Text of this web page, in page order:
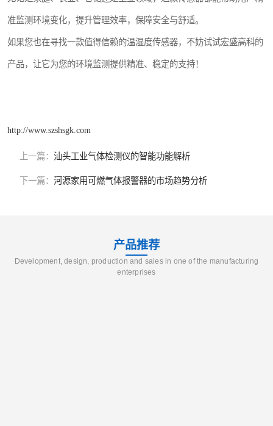
准监测环境变化，提升管理效率，保障安全与舒适。
如果您也在寻找一款值得信赖的温湿度传感器，不妨试试宏盛高科的
产品，让它为您的环境监测提供精准、稳定的支持！
http://www.szshsgk.com
上一篇： 汕头工业气体检测仪的智能功能解析
下一篇： 河源家用可燃气体报警器的市场趋势分析
产品推荐
Development, design, production and sales in one of the manufacturing
enterprises